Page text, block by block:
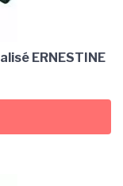
ERNESTINE